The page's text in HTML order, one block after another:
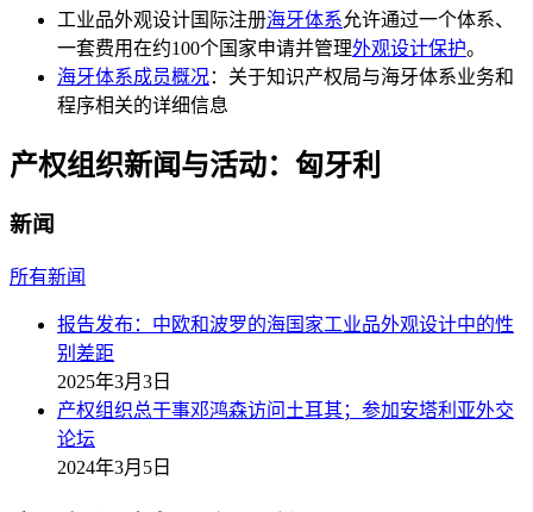
工业品外观设计国际注册海牙体系允许通过一个体系、
一套费用在约100个国家申请并管理外观设计保护。
海牙体系成员概况：关于知识产权局与海牙体系业务和
程序相关的详细信息
产权组织新闻与活动：匈牙利
新闻
所有新闻
报告发布：中欧和波罗的海国家工业品外观设计中的性
别差距
2025年3月3日
产权组织总干事邓鸿森访问土耳其；参加安塔利亚外交
论坛
2024年3月5日